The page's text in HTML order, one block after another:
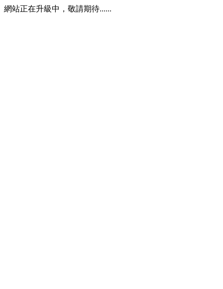
網站正在升級中，敬請期待......